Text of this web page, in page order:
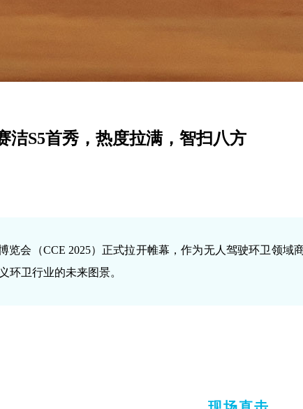
洁S5首秀，热度拉满，智扫八方
览会（CCE 2025）正式拉开帷幕，作为无人驾驶环卫领域
环卫行业的未来图景。